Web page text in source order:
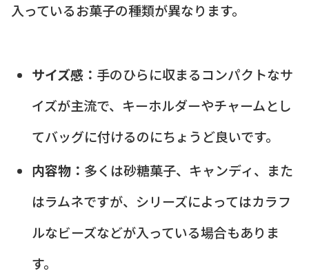
入っているお菓子の種類が異なります。
サイズ感： 手のひらに収まるコンパクトなサ
イズが主流で、キーホルダーやチャームとし
てバッグに付けるのにちょうど良いです。
内容物： 多くは砂糖菓子、キャンディ、また
はラムネですが、シリーズによってはカラフ
ルなビーズなどが入っている場合もありま
す。